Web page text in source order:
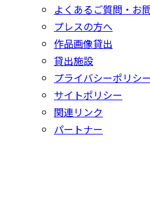
よくあるご質問・お
プレスの方へ
作品画像貸出
貸出施設
プライバシーポリシー
サイトポリシー
関連リンク
パートナー